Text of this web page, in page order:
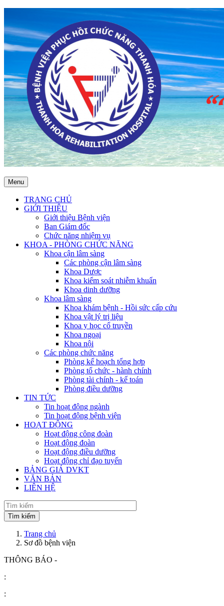
Menu
TRANG CHỦ
GIỚI THIỆU
Giới thiệu Bệnh viện
Ban Giám đốc
Chức năng nhiệm vụ
KHOA - PHÒNG CHỨC NĂNG
Khoa cận lâm sàng
Các phòng cận lâm sàng
Khoa Dược
Khoa kiểm soát nhiễm khuẩn
Khoa dinh dưỡng
Khoa lâm sàng
Khoa khám bệnh - Hồi sức cấp cứu
Khoa vật lý trị liệu
Khoa y học cổ truyền
Khoa ngoại
Khoa nội
Các phòng chức năng
Phòng kế hoạch tổng hợp
Phòng tổ chức - hành chính
Phòng tài chính - kế toán
Phòng điều dưỡng
TIN TỨC
Tin hoạt động ngành
Tin hoạt động bệnh viện
HOẠT ĐỘNG
Hoạt động công đoàn
Hoạt động đoàn
Hoạt động điều dưỡng
Hoạt động chỉ đạo tuyến
BẢNG GIÁ DVKT
VĂN BẢN
LIÊN HỆ
Trang chủ
Sơ đồ bệnh viện
THÔNG BÁO -
:
: